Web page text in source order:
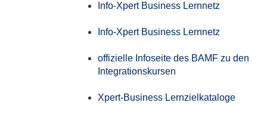
Info-Xpert Business Lernnetz
Info-Xpert Business Lernnetz
offizielle Infoseite des BAMF zu den
Integrationskursen
Xpert-Business Lernzielkataloge